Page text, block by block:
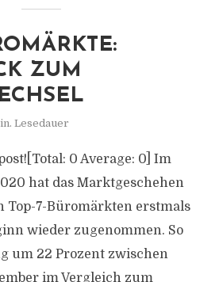
ZUM
Lesedauer
0 Average: 0] Im
hat das Marktgeschehen
Top-7-Büromärkten erstmals
wieder zugenommen. So
um 22 Prozent zwischen
im Vergleich zum